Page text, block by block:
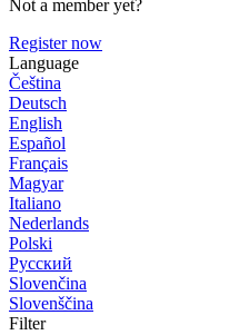
Not a member yet?
Register now
Language
Čeština
Deutsch
English
Español
Français
Magyar
Italiano
Nederlands
Polski
Русский
Slovenčina
Slovenščina
Filter